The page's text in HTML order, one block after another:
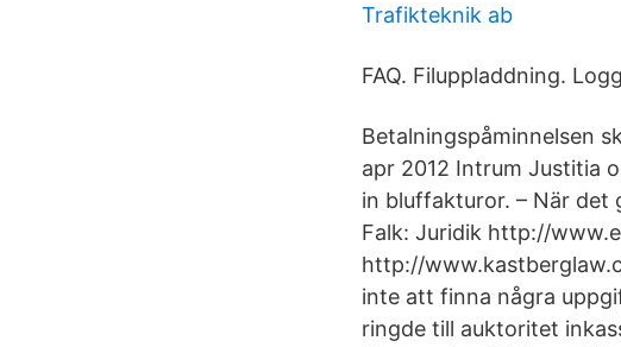
Trafikteknik ab
FAQ. Filuppladdning.
Betalningspåminnelsen
apr 2012 Intrum Justitia
in bluffakturor. – När det
Falk: Juridik http://
http://
inte att finna några
ringde till auktoritet